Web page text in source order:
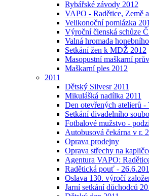
Rybářské závody 2012
VAPO - Radětice, Země
Velikonoční pomlázka
Výroční členská schůze
Valná hromada
Setkání žen k MDŽ 2012
Masopustní maškarní
Maškarní ples 2012
2011
Dětský Silvesr 2011
Mikulášká nadílka 2011
Den otevřených atelierů
Setkání divadelního
Fotbalové mužstvo -
Autobusová čekárna v r.
Oprava prodejny
Oprava střechy na
Agentura VAPO:
Radětická pouť -
Oslava 130. výročí
Jarní setkání důchodců